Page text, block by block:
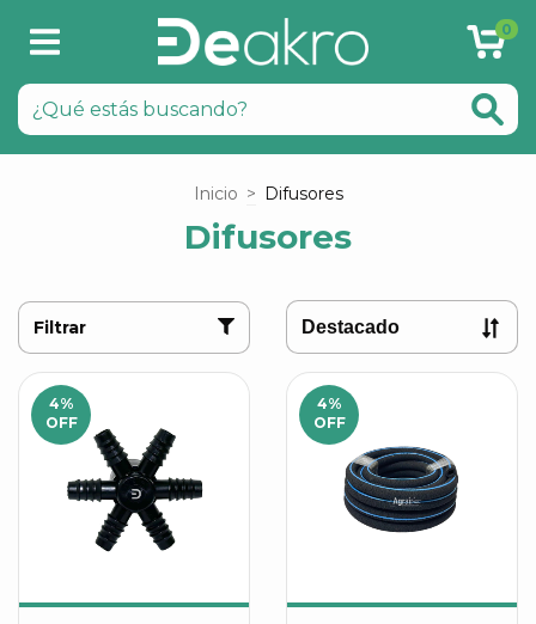
0
Inicio > Difusores
Difusores
Filtrar
4%
OFF
4%
OFF